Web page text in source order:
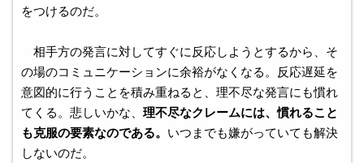
をつけるのだ。
相手方の発言に対してすぐに反応しようとするから、そ
の場のコミュニケーションに余裕がなくなる。反応遅延を
意図的に行うことを積み重ねると、理不尽な発言にも慣れ
てくる。悲しいかな、 理不尽なクレームには、慣れること
も克服の要素なのである。 いつまでも嫌がっていても解決
しないのだ。